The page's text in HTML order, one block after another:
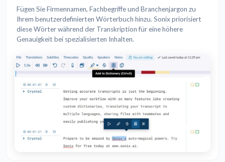
Fügen Sie Firmennamen, Fachbegriffe und Branchenjargon zu
Ihrem benutzerdefinierten Wörterbuch hinzu. Sonix priorisiert
diese Wörter während der Transkription für eine höhere
Genauigkeit bei spezialisierten Inhalten.